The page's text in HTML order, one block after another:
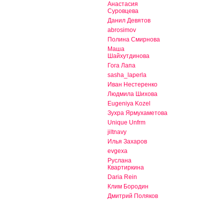
Анастасия
Суровцева
Данил Девятов
abrosimov
Полина Смирнова
Маша
Шайхутдинова
Гога Лапа
sasha_laperla
Иван Нестеренко
Людмила Шихова
Eugeniya Kozel
Зухра Ярмухаметова
Unique Unfrm
jiltnavy
Илья Захаров
evgexa
Руслана
Квартиркина
Daria Rein
Клим Бородин
Дмитрий Поляков